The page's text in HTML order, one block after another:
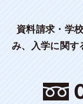
資料請求・学
み、入学に関す